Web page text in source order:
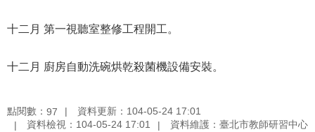
頁
情
系
十二月 第一視聽室整修工程開工。
十二月 廚房自動洗碗烘乾殺菌機設備安裝。
點閱數： 97
資料更新：104-05-24 17:01
資料檢視：104-05-24 17:01
資料維護：臺北市教師研習中心